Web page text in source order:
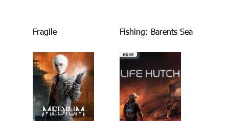
Fragile Fishing: Barents Sea